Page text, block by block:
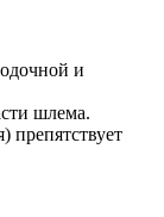
и
шлема.
препятствует